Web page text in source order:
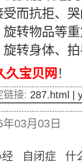
而抗拒、
转物品等
转身体、
久宝贝网 ！
链接: 287.html |
03月03日
自闭症
什